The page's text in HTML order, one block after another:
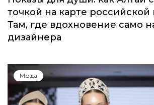
точкой на карте
Там, где вдохновение само
дизайнера
Мода